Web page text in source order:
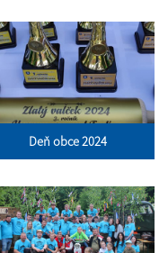
Deň obce 2024